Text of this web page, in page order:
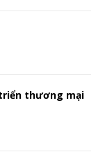
thương mại